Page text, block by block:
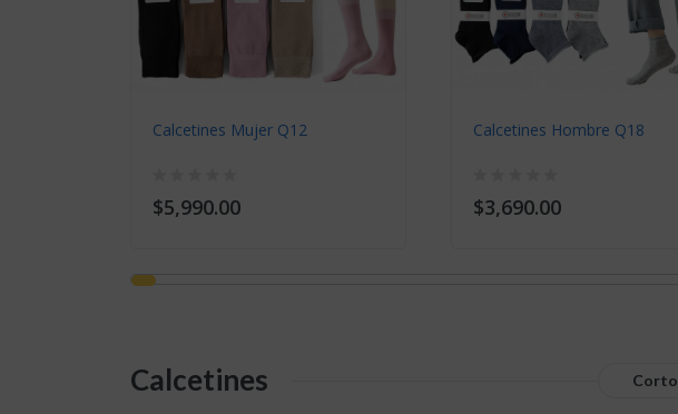
Calcetines Mujer Q12
$5,990.00
Calcetines Hombre Q18
$3,690.00
Calcetines Corto